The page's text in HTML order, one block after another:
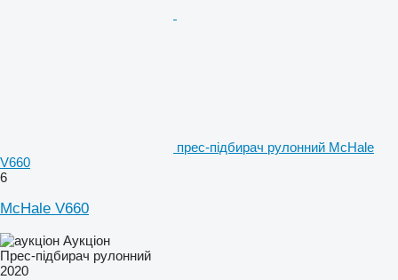
прес-підбирач рулонний McHale
V660
6
McHale V660
Аукціон
Прес-підбирач рулонний
2020